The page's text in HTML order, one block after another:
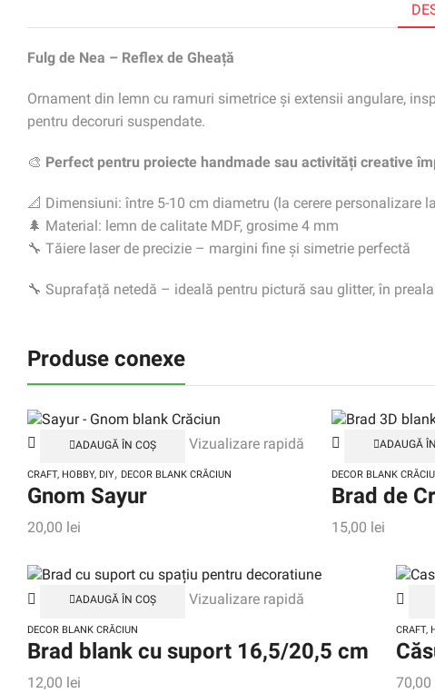
Fulg de Nea – Reflex de Gheață
Ornament din lemn cu ramuri simetrice și extensii angulare,
pentru decoruri suspendate.
🎨 Perfect pentru proiecte handmade sau activități creative
📐 Dimensiuni: între 5-10 cm diametru (la cerere personalizare
🌲 Material: lemn de calitate MDF, grosime 4 mm
🔧 Tăiere laser de precizie – margini fine și simetrie perfectă
🔧 Suprafață netedă – ideală pentru pictură sau glitter, în
Produse conexe
ADAUGĂ ÎN COȘ Vizualizare rapidă
CRAFT, HOBBY, DIY, DECOR BLANK CRĂCIUN
Gnom Sayur
20,00 lei
ADAUGĂ
DECOR BLANK
Brad de
15,00 lei
ADAUGĂ ÎN COȘ Vizualizare rapidă
DECOR BLANK CRĂCIUN
Brad blank cu suport 16,5/20,5 cm
12,00 lei
CRAFT,
70,00